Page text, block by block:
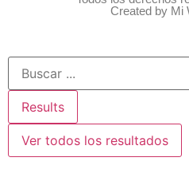
Created by Mi
Results
Ver todos los resultados